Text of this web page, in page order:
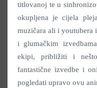
titlovanoj te u
okupljena je cijela
muzičara ali i youtubera
i glumačkim
ekipi, približiti i
fantastične izvedbe i
pogledati upravo ovu